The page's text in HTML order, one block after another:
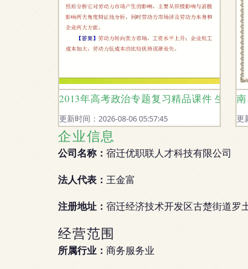
2013年高考政治专题复习精品课件 生产
更新时间：2026-08-06 05:57:45 更
企业信息
公司名称： 宿迁优职联人才科技有限公司
法人代表： 王金富
注册地址： 宿迁经济技术开发区古楚街道罗
经营范围
所属行业： 商务服务业